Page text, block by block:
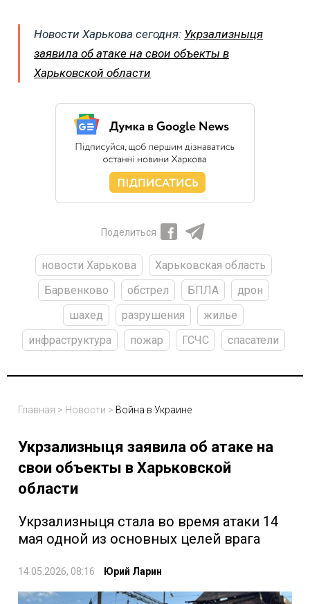
Новости Харькова сегодня: Укрзализныця
заявила об атаке на свои объекты в
Харьковской области
Поделиться
новости Харькова
Харьковская область
Барвенково
обстрел БПЛА
дрон
шахед
разрушения
жилье
инфраструктура
пожар ГСЧС спасатели
Главная > Новости > Война в Украине
Укрзализныця заявила об атаке на
свои объекты в Харьковской
области
Укрзализныця стала во время атаки 14
мая одной из основных целей врага
14.05.2026, 08:16 Юрий Ларин